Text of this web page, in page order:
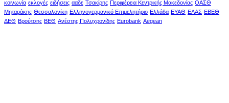
κοινωνία εκλογές ειδήσεις ααδε Τσακίρης Περιφέρεια Κεντρικής Μακεδονίας ΟΑΣΘ
Μηταράκης Θεσσαλονίκη Ελληνογερμανικό Επιμελητήριο Ελλάδα ΕΥΑΘ ΕΛΑΣ ΕΒΕΘ
ΔΕΘ Βρούτσης ΒΕΘ Ανέστης Πολυχρονίδης Eurobank Aegean